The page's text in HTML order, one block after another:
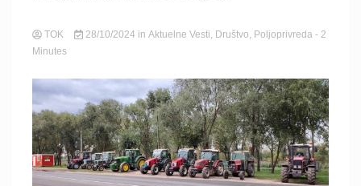
TOK 28/10/2024 in Aktuelne Vesti, Društvo, Poljoprivreda - 2
Minutes